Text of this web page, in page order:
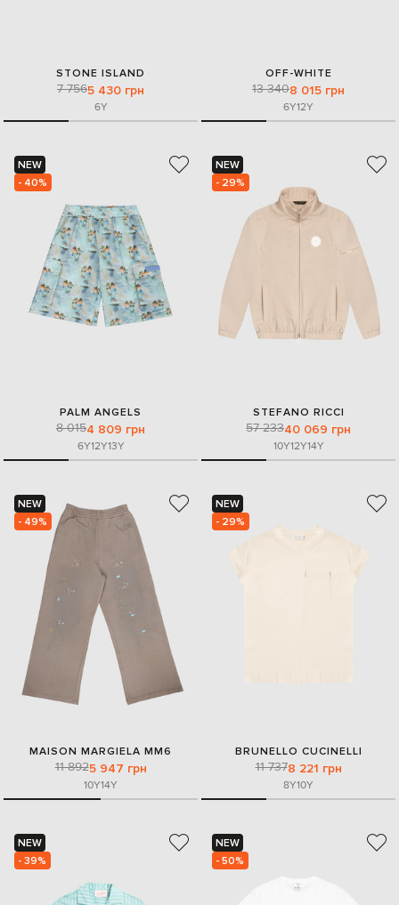
STONE ISLAND
7 7565 430 грн
6Y
OFF-WHITE
13 3408 015 грн
6Y12Y
NEW
- 40%
PALM ANGELS
8 0154 809 грн
6Y12Y13Y
NEW
- 29%
STEFANO RICCI
57 23340 069 грн
10Y12Y14Y
NEW
- 49%
MAISON MARGIELA MM6
11 8925 947 грн
10Y14Y
NEW
- 29%
BRUNELLO CUCINELLI
11 7378 221 грн
8Y10Y
NEW
- 39%
NEW
- 50%